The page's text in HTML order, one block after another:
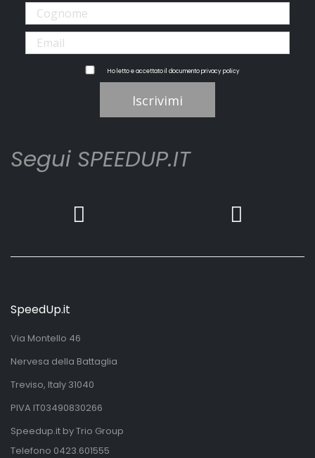
Ho letto e accettato il documentoprivacy policy
Iscrivimi
Segui SPEEDUP.IT
SpeedUp.it
Via Montello 46
Nervesa della Battaglia
Treviso, Italy 31040
PIVA IT03490830266
Speedup.it by Trio Group
Telefono 0423.601555